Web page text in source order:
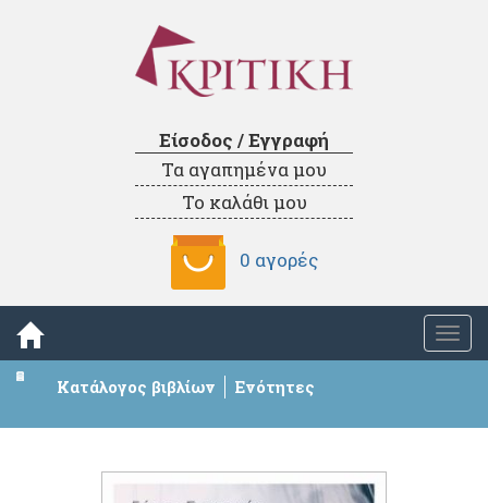
Είσοδος / Εγγραφή
Τα αγαπημένα μου
Το καλάθι μου
0 αγορές
Κατάλογος βιβλίων Ενότητες